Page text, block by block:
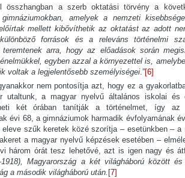
összhangban a szerb oktatási törvény a
amelyek a nemzeti
mellett kibővíthetik az oktatást az adott
források és a releváns történelmi
teremtenek arra, hogy az előadások során
egyben azzal a környezettel is,
voltak a legjelentősebb személyiségei.”[6]
nem pontosítja azt, hogy ez a
utaltunk, a magyar nyelvű általános iskolai és
két órában tanítják a történelmet, így az
évi 68, a gimnáziumok harmadik évfolyamának
eleve szűk keretek közé szorítja – esetünkben –
a magyar nyelvű képzések esetében –
három órát tesz lehetővé, azt is igen nagy és
1918), Magyarország a két világháború között és
a második világháború után. [7]